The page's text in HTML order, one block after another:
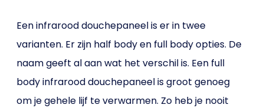
Een infrarood douchepaneel is er in twee
varianten. Er zijn half body en full body opties. De
naam geeft al aan wat het verschil is. Een full
body infrarood douchepaneel is groot genoeg
om je gehele lijf te verwarmen. Zo heb je nooit